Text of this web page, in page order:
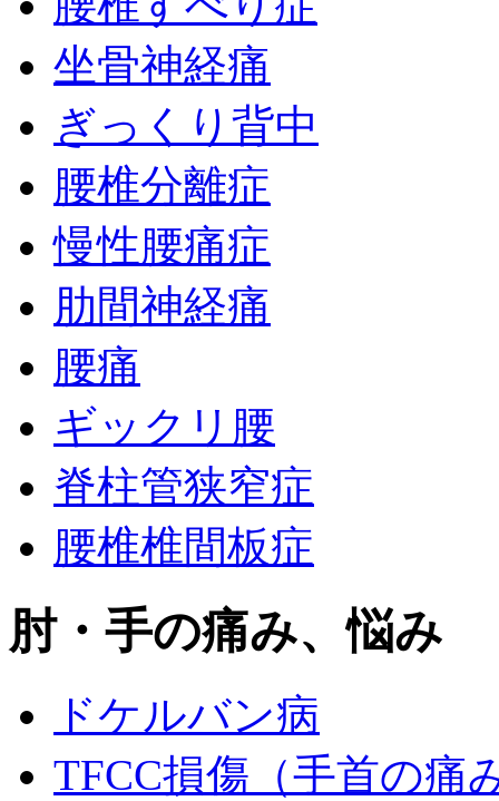
坐骨神経痛
ぎっくり背中
腰椎分離症
慢性腰痛症
肋間神経痛
腰痛
ギックリ腰
脊柱管狭窄症
腰椎椎間板症
肘・手の痛み、悩み
ドケルバン病
TFCC損傷（手首の痛